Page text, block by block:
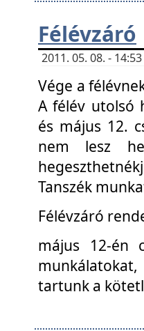
Félévzáró
2011. 05. 08. -
Vége a
A félév utolsó
és május 12.
nem lesz
Tanszék
Félévzáró
május 12-én
tartunk a